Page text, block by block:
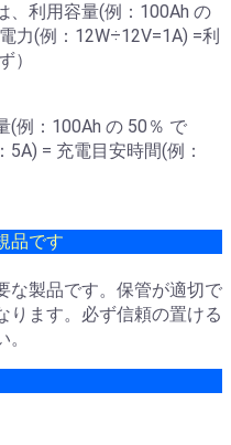
、利用容量(例：100Ah の
力(例：12W÷12V=1A) =利
）
(例：100Ah の 50％ で
= 充電目安時間(例：
品です
な製品です。保管が適切で
ります。必ず信頼の置ける